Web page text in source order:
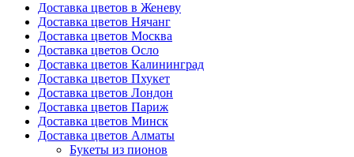
Доставка цветов в Женеву
Доставка цветов Нячанг
Доставка цветов Москва
Доставка цветов Осло
Доставка цветов Калининград
Доставка цветов Пхукет
Доставка цветов Лондон
Доставка цветов Париж
Доставка цветов Минск
Доставка цветов Алматы
Букеты из пионов